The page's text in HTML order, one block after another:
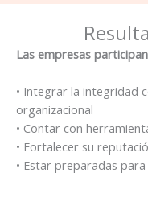
Las empresas
• Integrar la integridad
organizacional
• Contar con
• Fortalecer su
• Estar preparadas